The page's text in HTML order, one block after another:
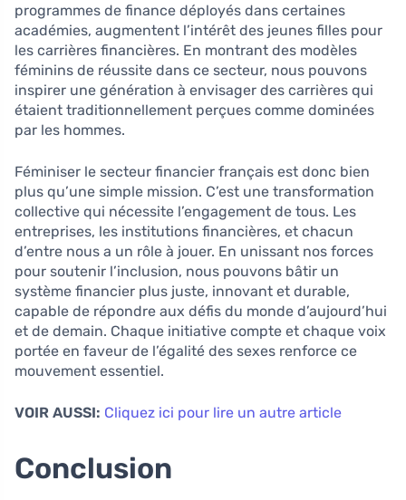
programmes de finance déployés dans certaines
académies, augmentent l’intérêt des jeunes filles pour
les carrières financières. En montrant des modèles
féminins de réussite dans ce secteur, nous pouvons
inspirer une génération à envisager des carrières qui
étaient traditionnellement perçues comme dominées
par les hommes.
Féminiser le secteur financier français est donc bien
plus qu’une simple mission. C’est une transformation
collective qui nécessite l’engagement de tous. Les
entreprises, les institutions financières, et chacun
d’entre nous a un rôle à jouer. En unissant nos forces
pour soutenir l’inclusion, nous pouvons bâtir un
système financier plus juste, innovant et durable,
capable de répondre aux défis du monde d’aujourd’hui
et de demain. Chaque initiative compte et chaque voix
portée en faveur de l’égalité des sexes renforce ce
mouvement essentiel.
VOIR AUSSI: Cliquez ici pour lire un autre article
Conclusion